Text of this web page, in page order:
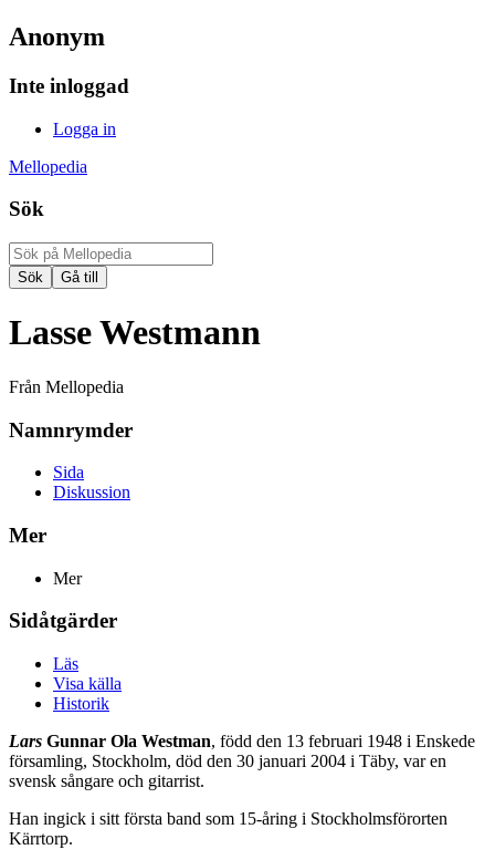
Anonym
Inte inloggad
Logga in
Mellopedia
Sök
Lasse Westmann
Från Mellopedia
Namnrymder
Sida
Diskussion
Mer
Mer
Sidåtgärder
Läs
Visa källa
Historik
Lars Gunnar Ola Westman, född den 13 februari 1948 i Enskede
församling, Stockholm, död den 30 januari 2004 i Täby, var en
svensk sångare och gitarrist.
Han ingick i sitt första band som 15-åring i Stockholmsförorten
Kärrtorp.